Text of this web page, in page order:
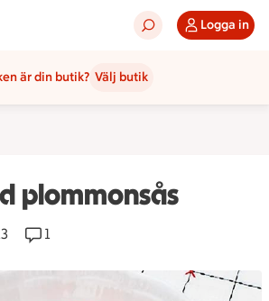
Logga in
är din butik? Välj butik
plommonsås
Receptet har 1 kommentarer
1